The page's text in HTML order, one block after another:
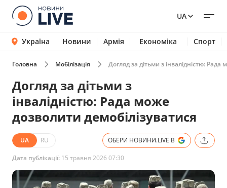
UA
Україна Новини Армія Економіка Спорт
Головна Мобілізація Догляд за дітьми з інвалідністю:
Догляд за дітьми з
інвалідністю: Рада може
дозволити демобілізуватися
UA RU ОБЕРИ НОВИНИ.LIVE В
Дата публікації: 15 травня 2026 07:30